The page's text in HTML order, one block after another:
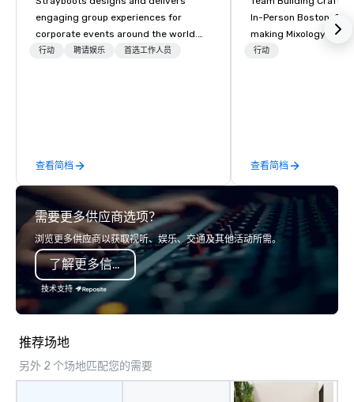
engaging group experiences for
corporate events around the world.
We operate in 300+ cities globally,
initiatives, conference engagement,
offsite programming, and outdoor
group activities, all built to fit
seamlessly into meetings, incentives,
retreats, and company-wide events.
Programs can be indoor, outdoor, on-
property, or city-based. Strayboots
manages the full experience—from
planning and customization to
technology, staffing, and on-site
and DMCs to deliver smooth, high-
impact events anywhere in the world.
We’re proud to be recognized as a
行动 聘请娱乐 首选工作人员
查看简档
In-Person Boston. Our Cocktail-
making Mixology
complete turnkey
行动
查看简档
需要更多供应商选项？
浏览更多供应商以获取视听、娱乐、交通及其他活动所需。
了解更多信息
技术支持
推荐场地
另外 2 个场地匹配您的需要